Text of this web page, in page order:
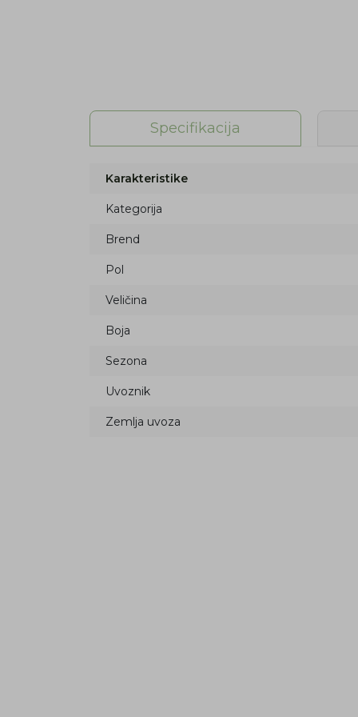
Specifikacija
Karakteristike
Kategorija
Brend
Pol
Veličina
Boja
Sezona
Uvoznik
Zemlja uvoza